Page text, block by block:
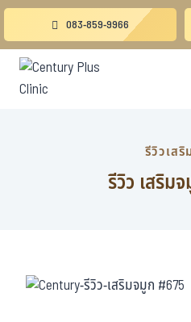
083-859-9966
รีวิวเสริ
รีวิว เสริม